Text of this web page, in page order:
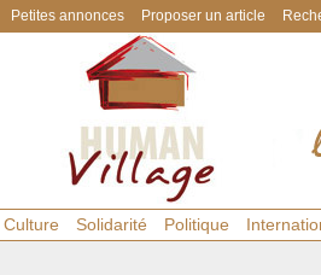
Petites annonces Proposer un article
Culture Solidarité Politique